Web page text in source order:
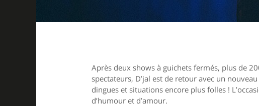
Après deux shows à guichets fermés, plus de
spectateurs, D’jal est de retour avec un
dingues et situations encore plus folles !
d’humour et d’amour.